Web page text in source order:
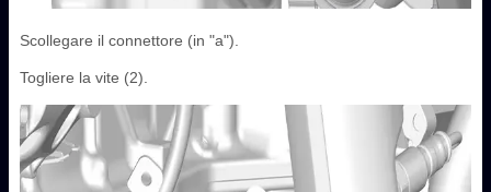
Scollegare il connettore (in "a").
Togliere la vite (2).